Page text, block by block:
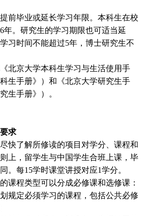
前毕业或延长学习年限。本科生在校
6年。研究生的学习期限也可适当延
习时间不能超过5年，博士研究生不
北京大学本科生学习与生活使用手
生手册》）和《北京大学研究生手
生手册》）。
求
快了解所修读的项目对学分、课程和
上，留学生与中国学生合班上课，毕
。每15学时课堂讲授对应1学分。
课程类型可以分成必修课和选修课：
划规定必须学习的课程，包括公共必修